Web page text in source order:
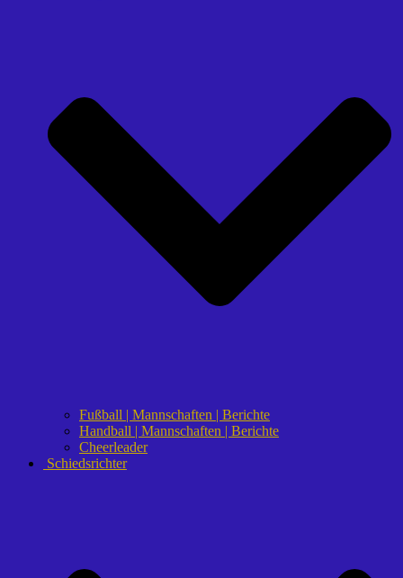
Fußball | Mannschaften | Berichte
Handball | Mannschaften | Berichte
Cheerleader
Schiedsrichter